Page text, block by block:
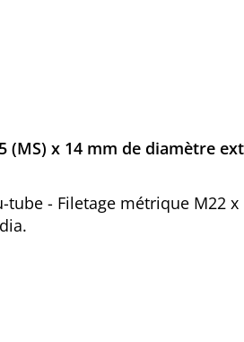
x 14 mm de diamètre
- Filetage métrique M22 x